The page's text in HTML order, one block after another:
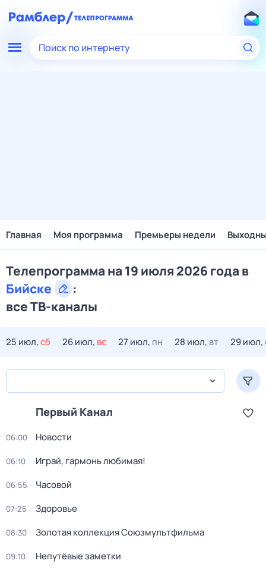
Поиск по интернету
Главная Моя программа Премьеры недели
Телепрограмма на 19 июля 2026 года в
Бийске
:
все ТВ-каналы
25 июл,сб 26 июл, вс 27 июл, пн 28 июл, вт 29 июл,
Первый Канал
06:00 Новости
06:10 Играй, гармонь любимая!
06:55 Часовой
07:25 Здоровье
08:30 Золотая коллекция Союзмультфильма
09:10 Непутёвые заметки